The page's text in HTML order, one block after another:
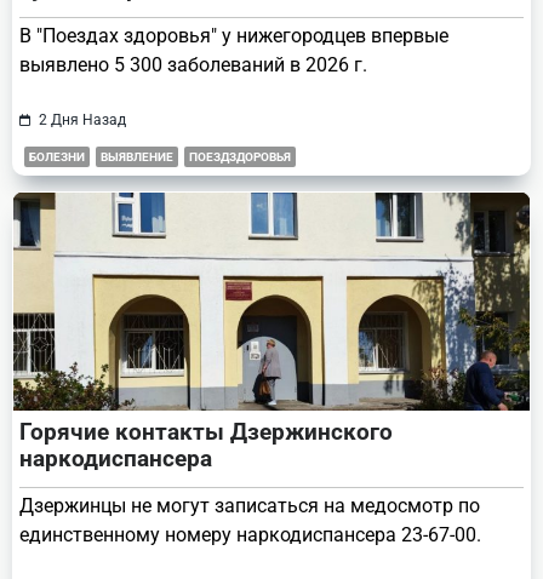
В "Поездах здоровья" у нижегородцев впервые
выявлено 5 300 заболеваний в 2026 г.
2 Дня Назад
БОЛЕЗНИ ВЫЯВЛЕНИЕ ПОЕЗДЗДОРОВЬЯ
Горячие контакты Дзержинского
наркодиспансера
Дзержинцы не могут записаться на медосмотр по
единственному номеру наркодиспансера 23-67-00.